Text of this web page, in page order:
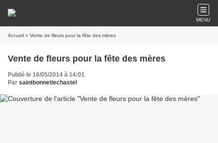
MENU
Accueil » Vente de fleurs pour la fête des mères
Vente de fleurs pour la fête des mères
Publié le 16/05/2014 à 14:01
Par saintbonnetlechastel